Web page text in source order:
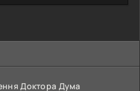
Доктора Дума